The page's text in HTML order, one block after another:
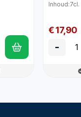
Inhoud:7cl.
€ 17,90
-